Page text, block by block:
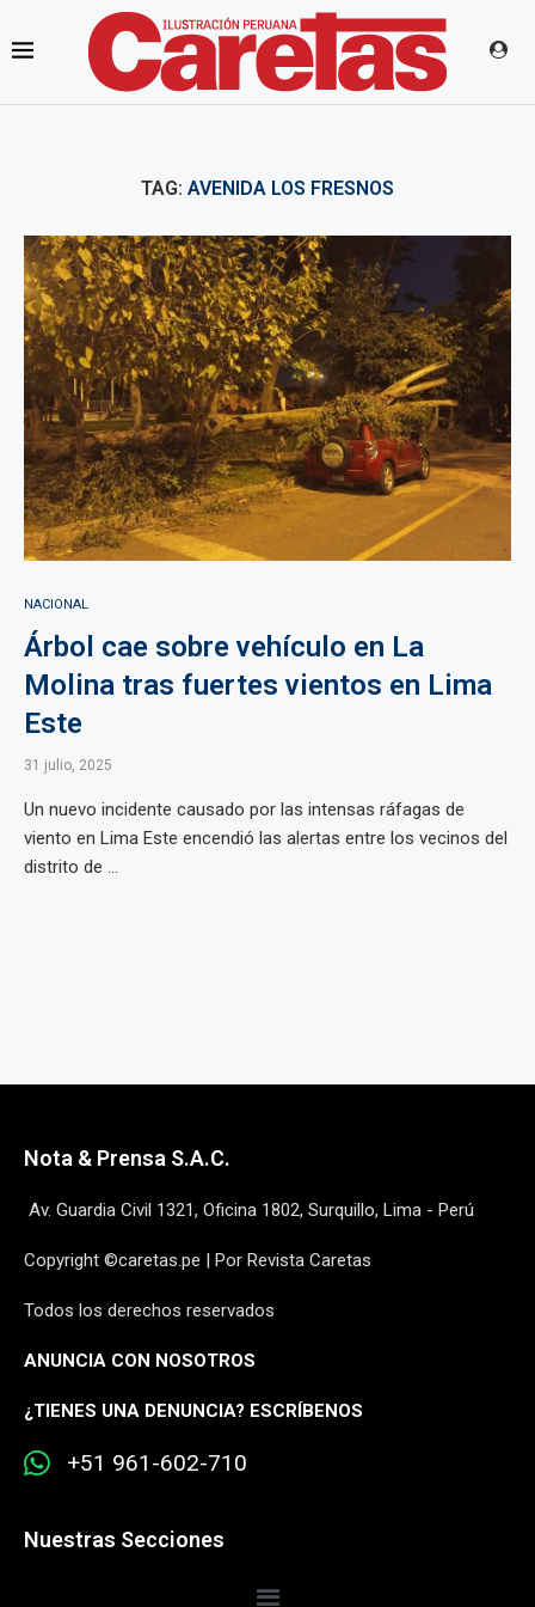
TAG: AVENIDA LOS FRESNOS
NACIONAL
Árbol cae sobre vehículo en La
Molina tras fuertes vientos en Lima
Este
31 julio, 2025
Un nuevo incidente causado por las intensas ráfagas de
viento en Lima Este encendió las alertas entre los vecinos del
distrito de ...
Nota & Prensa S.A.C.
Av. Guardia Civil 1321, Oficina 1802, Surquillo, Lima - Perú
Copyright ©caretas.pe | Por Revista Caretas
Todos los derechos reservados
ANUNCIA CON NOSOTROS
¿TIENES UNA DENUNCIA? ESCRÍBENOS
+51 961-602-710
Nuestras Secciones